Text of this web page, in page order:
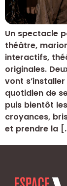
Un spectacle
théâtre,
interactifs,
originales.
vont
quotidien de
puis bientôt
croyances,
et prendre la